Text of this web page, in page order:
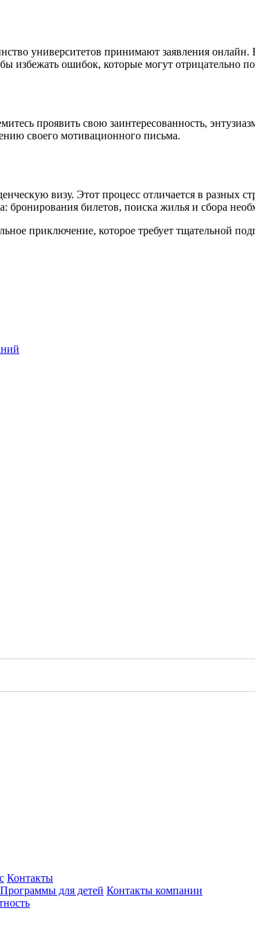
университетов принимают заявления
избежать ошибок, которые могут отрицательно
проявить свою заинтересованность,
своего мотивационного письма.
визу. Этот процесс отличается в разных
бронирования билетов, поиска жилья и сбора
приключение, которое требует тщательной
Контакты
Программы для детей Контакты компании